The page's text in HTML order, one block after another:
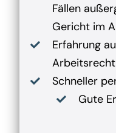
Fällen
Gericht im
Erfahrung
Arbeitsrecht
Schneller
Gute